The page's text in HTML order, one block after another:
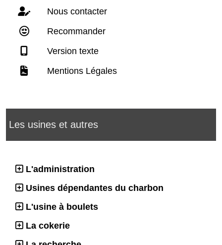
Nous contacter
Recommander
Version texte
Mentions Légales
Les usines et autres
L'administration
Usines dépendantes du charbon
L'usine à boulets
La cokerie